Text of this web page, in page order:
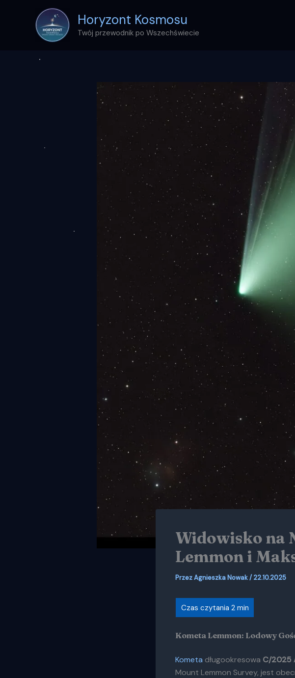
Horyzont Kosmosu
Twój przewodnik po Wszechświecie
Widowisko na
Lemmon i
PrzezAgnieszka Nowak/22.10.2025
Kometa Lemmon: Lodowy
Kometa długookresowa C/2025
Mount Lemmon Survey, jest